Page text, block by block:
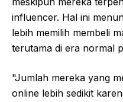
influencer. Hal ini
lebih memilih membeli
terutama di era normal
"Jumlah mereka yang
online lebih sedikit